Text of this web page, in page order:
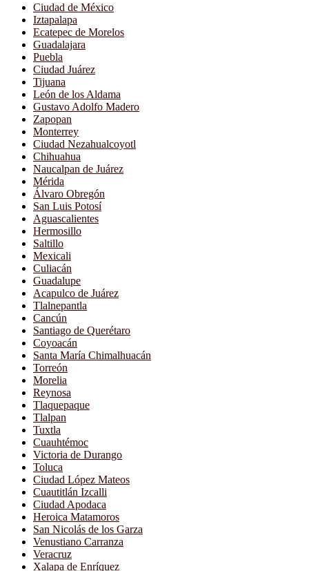
Ciudad de México
Iztapalapa
Ecatepec de Morelos
Guadalajara
Puebla
Ciudad Juárez
Tijuana
León de los Aldama
Gustavo Adolfo Madero
Zapopan
Monterrey
Ciudad Nezahualcoyotl
Chihuahua
Naucalpan de Juárez
Mérida
Álvaro Obregón
San Luis Potosí
Aguascalientes
Hermosillo
Saltillo
Mexicali
Culiacán
Guadalupe
Acapulco de Juárez
Tlalnepantla
Cancún
Santiago de Querétaro
Coyoacán
Santa María Chimalhuacán
Torreón
Morelia
Reynosa
Tlaquepaque
Tlalpan
Tuxtla
Cuauhtémoc
Victoria de Durango
Toluca
Ciudad López Mateos
Cuautitlán Izcalli
Ciudad Apodaca
Heroica Matamoros
San Nicolás de los Garza
Venustiano Carranza
Veracruz
Xalapa de Enríquez